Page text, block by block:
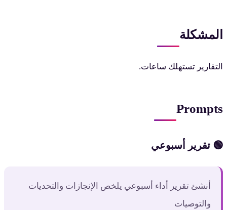
المشكلة
التقارير تستهلك ساعات.
Prompts
🟢 تقرير أسبوعي
أنشئ تقرير أداء أسبوعي يلخص الإنجازات والتحديات
والتوصيات